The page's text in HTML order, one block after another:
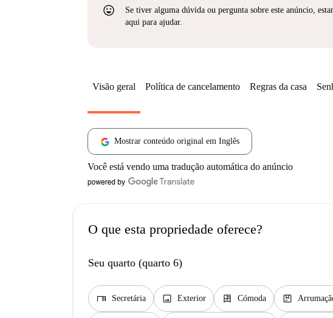
sentiment_very_satisfied
Se tiver alguma dúvida ou pergunta sobre este anúncio,
aqui para ajudar.
Visão geral Política de cancelamento Regras da casa
Mostrar conteúdo original em Inglês
Você está vendo uma tradução automática do anúncio
O que esta propriedade oferece?
Seu quarto (quarto 6)
desk Secretária image Exterior dresser Cómoda package